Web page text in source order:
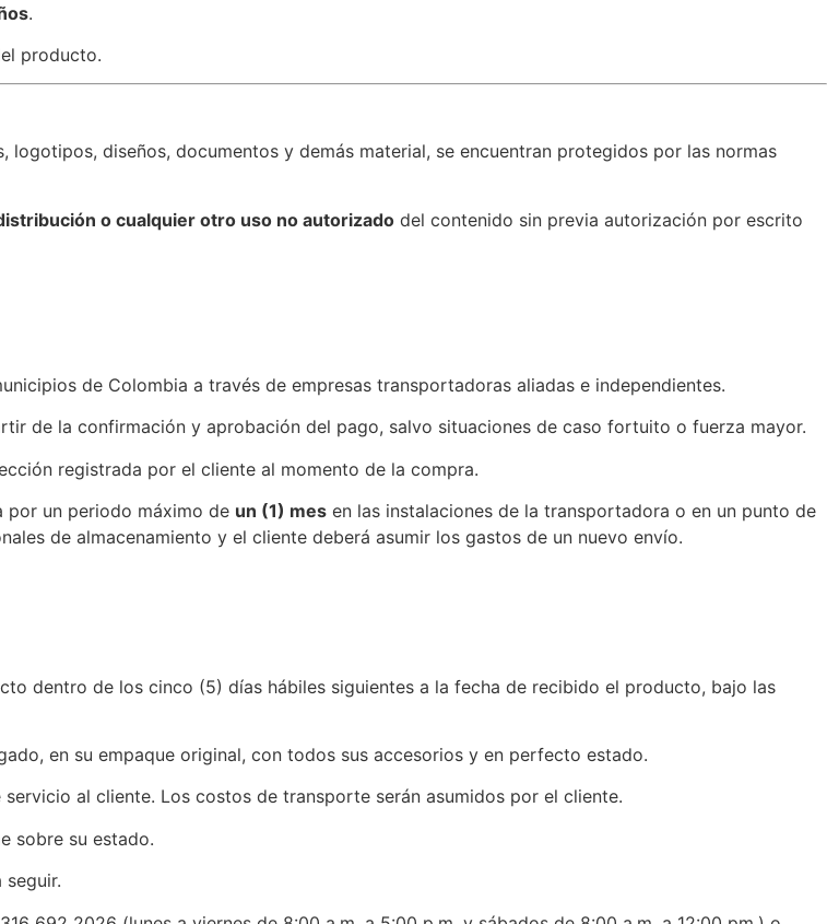
.
producto.
diseños, documentos y demás material, se encuentran protegidos por las normas
o cualquier otro uso no autorizado del contenido sin previa autorización por escrito
de Colombia a través de empresas transportadoras aliadas e independientes.
de la confirmación y aprobación del pago, salvo situaciones de caso fortuito o fuerza mayor.
registrada por el cliente al momento de la compra.
por un periodo máximo de un (1) mes en las instalaciones de la transportadora o en un punto de
de almacenamiento y el cliente deberá asumir los gastos de un nuevo envío.
dentro de los cinco (5) días hábiles siguientes a la fecha de recibido el producto, bajo las
en su empaque original, con todos sus accesorios y en perfecto estado.
al cliente. Los costos de transporte serán asumidos por el cliente.
sobre su estado.